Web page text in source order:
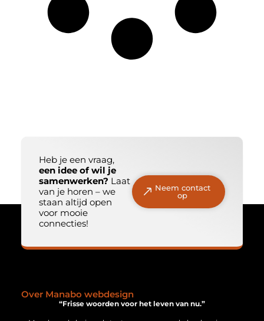
Heb je een vraag,
een idee of wil je
samenwerken? Laat
van je horen – we
staan altijd open
voor mooie
connecties!
Neem contact
op
Over Manabo webdesign
“Frisse woorden voor het leven van nu.”